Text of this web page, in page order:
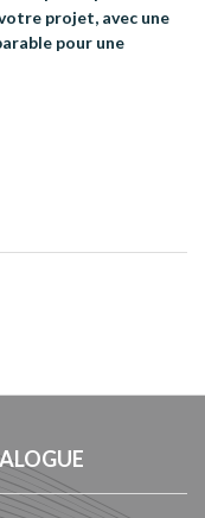
projet, avec une
pour une